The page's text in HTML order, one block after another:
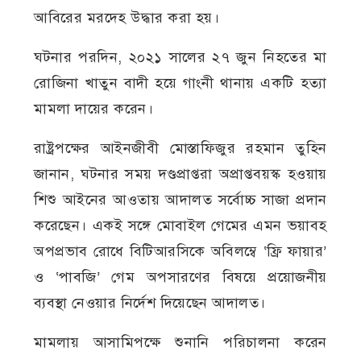
আবিরের মরদেহ উদ্ধার করা হয়।
ঘটনার পরদিন, ২০২১ সালের ২৭ জুন নিহতের মা
রোজিনা খাতুন বাদী হয়ে গাংনী থানায় একটি হত্যা
মামলা দায়ের করেন।
রাষ্ট্রপক্ষের আইনজীবী মোস্তাফিজুর রহমান তুহিন
জানান, ঘটনার সময় দণ্ডপ্রাপ্তরা অপ্রাপ্তবয়স্ক হওয়ায়
শিশু আইনের আওতায় আদালত সর্বোচ্চ সাজা প্রদান
করেছেন। একই সঙ্গে মোবাইল গেমের এমন ভয়াবহ
অপপ্রভাব রোধে বিটিআরসিকে অবিলম্বে ‘ফ্রি ফায়ার’
ও ‘পাবজি’ গেম অপসারণের বিষয়ে প্রয়োজনীয়
ব্যবস্থা নেওয়ার নির্দেশ দিয়েছেন আদালত।
মামলায় আসামিপক্ষে শুনানি পরিচালনা করেন